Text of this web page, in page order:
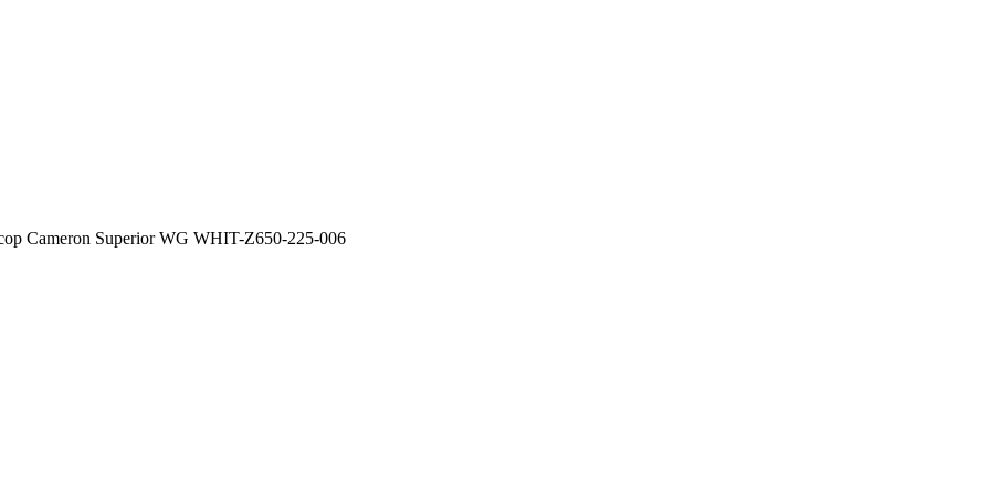
Cameron Superior WG WHIT-Z650-225-006